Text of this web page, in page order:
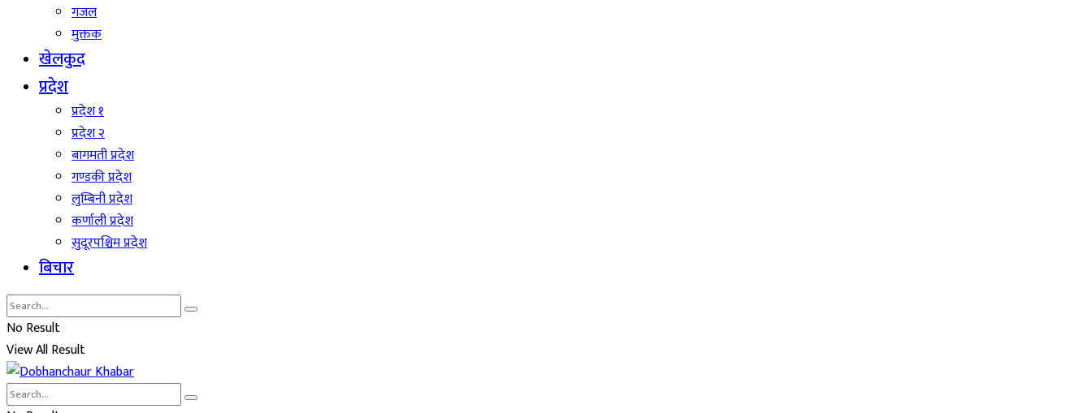
गजल
मुक्तक
खेलकुद
प्रदेश
प्रदेश १
प्रदेश २
बागमती प्रदेश
गण्डकी प्रदेश
लुम्बिनी प्रदेश
कर्णाली प्रदेश
सुदूरपश्चिम प्रदेश
बिचार
No Result
View All Result